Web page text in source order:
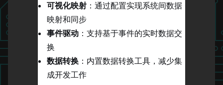
可视化映射 ：通过配置实现系统间数据
映射和同步
事件驱动 ：支持基于事件的实时数据交
换
数据转换 ：内置数据转换工具，减少集
成开发工作